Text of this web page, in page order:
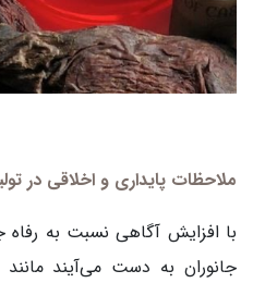
ملاحظات پایداری و اخلاقی در
با افزایش آگاهی نسبت به رفاه
جانوران به دست می‌آیند مانند